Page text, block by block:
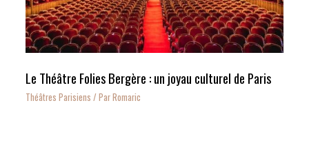
Le Théâtre Folies Bergère : un joyau culturel de Paris
Théâtres Parisiens / ParRomaric